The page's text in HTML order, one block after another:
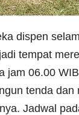
dispen
tempat
jam 06.00
tenda
Jadwal